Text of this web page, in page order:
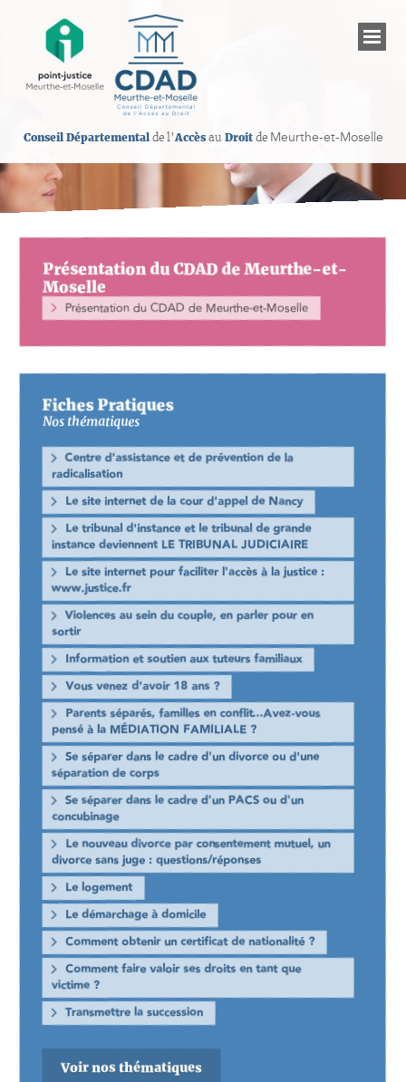
Conseil Départemental de l’Accès au Droit de Meurthe-et-Moselle
Présentation du CDAD de Meurthe-et-Moselle
Informations sur les droits
Les professionnels de l’accès au droit
Permanences juridiques gratuites
Présentation du CDAD de Meurthe-et-
Moselle
Présentation du CDAD de Meurthe-et-Moselle
Fiches Pratiques
Nos thématiques
Centre d'assistance et de prévention de la
radicalisation
Le site internet de la cour d'appel de Nancy
Le tribunal d'instance et le tribunal de grande
instance deviennent LE TRIBUNAL JUDICIAIRE
Le site internet pour faciliter l'accès à la justice :
www.justice.fr
Violences au sein du couple, en parler pour en
sortir
Information et soutien aux tuteurs familiaux
Vous venez d'avoir 18 ans ?
Parents séparés, familles en conflit...Avez-vous
pensé à la MÉDIATION FAMILIALE ?
Se séparer dans le cadre d'un divorce ou d'une
séparation de corps
Se séparer dans le cadre d'un PACS ou d'un
concubinage
Le nouveau divorce par consentement mutuel, un
divorce sans juge : questions/réponses
Le logement
Le démarchage à domicile
Comment obtenir un certificat de nationalité ?
Comment faire valoir ses droits en tant que
victime ?
Transmettre la succession
Voir nos thématiques